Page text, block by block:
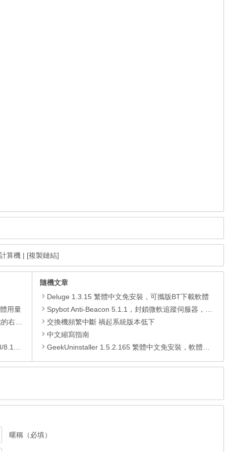
算機 | [複製鏈結]
用量
功能
10)
隨機文章
Deluge 1.3.15 繁體中文免安裝，可攜版BT下載軟體
Spybot Anti-Beacon 5.1.1，封鎖微軟追蹤伺服器，Windows 11/10/8.1/8/7
交換機頻繁中斷 禍起系統版本低下
中文縮寫指南
GeekUninstaller 1.5.2.165 繁體中文免安裝，軟體移除工具
暱稱（必填）